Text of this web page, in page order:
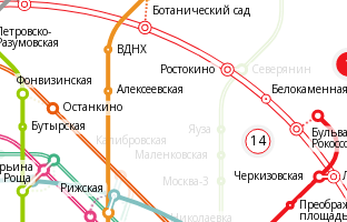
Северянин
Яуза
Маленковская
Москва-3
Николаевка
Калибровская 14
Останкино
ВДНХ
Алексеевская
Рижская
Роща
Фонвизинская
Бутырская
Ботанический сад
Ростокино
Черкизовская
площадь